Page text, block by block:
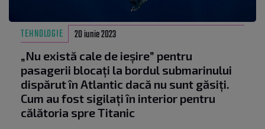
TEHNOLOGIE 20 iunie 2023
„Nu există cale de ieșire” pentru
pasagerii blocați la bordul submarinului
dispărut în Atlantic dacă nu sunt găsiți.
Cum au fost sigilați în interior pentru
călătoria spre Titanic